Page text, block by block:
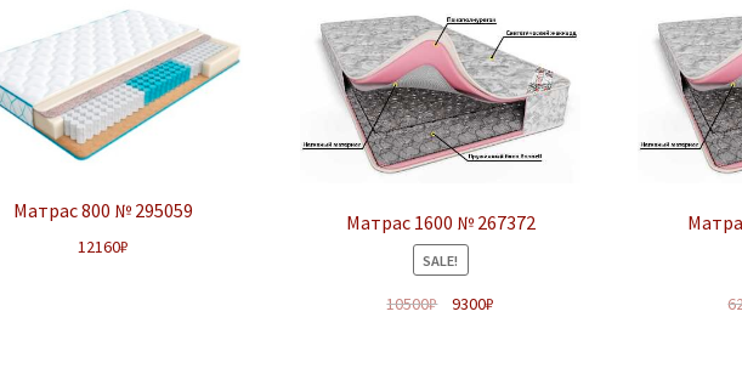
Матрас 800 № 295059
12160₽
Матрас 1600 № 267372
SALE!
10500₽ 9300₽